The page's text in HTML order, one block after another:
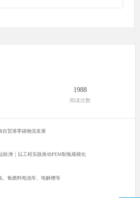
1988
阅读次数
自贸港零碳物流发展
欧洲｜以工程实践推动PEM制氢规模化
、氢燃料电池车、电解槽等